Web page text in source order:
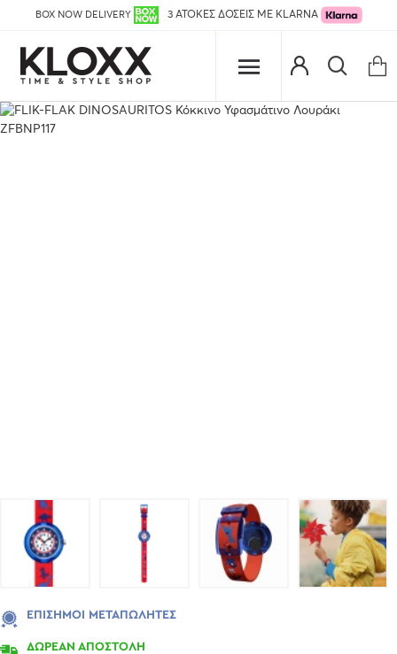
BOX NOW DELIVERY 3 ΑΤΟΚΕΣ ΔΟΣΕΙΣ ΜΕ KLARNA
ΔΩΡΕΑΝ ΑΠΟΣΤΟΛΗ
ΕΠΊΣΗΜΟΙ ΜΕΤΑΠΩΛΗΤΈΣ